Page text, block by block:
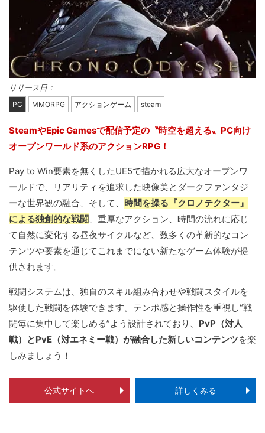
リリース日：
PC MMORPG アクションゲーム steam
SteamやEpic Gamesで配信予定の〝時空を超える〟PC向け
オープンワールド系のアクションRPG！
Pay to Win要素を無くしたUE5で描かれる広大なオープンワ
ールドで、リアリティを追求した映像美とダークファンタジ
ーな世界観の融合、そして、 時間を操る『クロノテクター』
による独創的な戦闘 、重厚なアクション、時間の流れに応じ
て自然に変化する昼夜サイクルなど、数多くの革新的なコン
テンツや要素を通じてこれまでにない新たなゲーム体験が提
供されます。
戦闘システムは、独自のスキル組み合わせや戦闘スタイルを
駆使した戦闘を体験できます。テンポ感と操作性を重視し“戦
闘毎に集中して楽しめる”よう設計されており、 PvP（対人
戦）とPvE（対エネミー戦）が融合した新しいコンテンツを楽
しみましょう！
公式サイトへ 詳しくみる